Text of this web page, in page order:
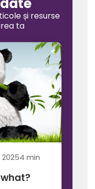
și resurse
ta
4 min